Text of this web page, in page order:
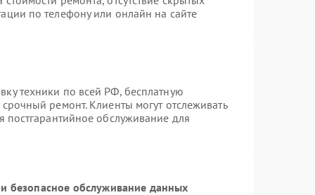
по телефону или онлайн на сайте
техники по всей РФ, бесплатную
ремонт. Клиенты могут отслеживать
постгарантийное обслуживание для
обслуживание данных